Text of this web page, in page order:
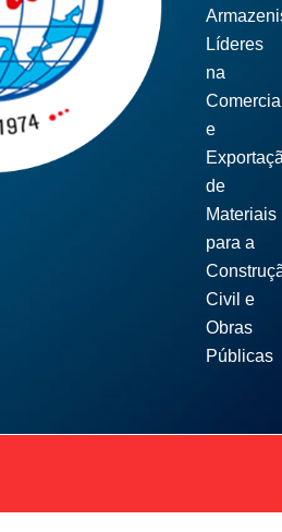
Líderes
na
e
de
Materiais
para a
Civil e
Obras
Públicas